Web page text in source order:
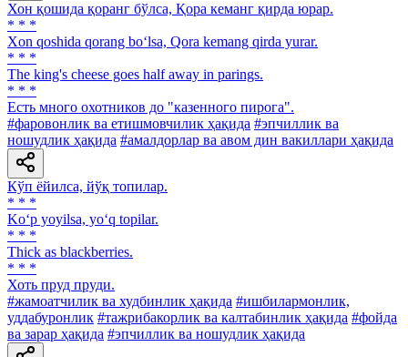
Хон қошида қоранг бўлса, Қора кеманг қирда юрар.
* * *
Xon qoshida qorang bo‘lsa, Qora kemang qirda yurar.
* * *
The king's cheese goes half away in parings.
* * *
Есть много охотников до "казенного пирога".
#фаровонлик ва етишмовчилик ҳақида #эпчиллик ва
ношудлик ҳақида #амалдорлар ва авом дин вакиллари ҳақида
Кўп ёйилса, йўқ топилар.
* * *
Ko‘p yoyilsa, yo‘q topilar.
* * *
Thick as blackberries.
* * *
Хоть пруд пруди.
#жамоатчилик ва худбинлик ҳақида #ишбилармонлик,
уддабуронлик #тажрибакорлик ва калтабинлик ҳақида #фойда
ва зарар ҳақида #эпчиллик ва ношудлик ҳақида